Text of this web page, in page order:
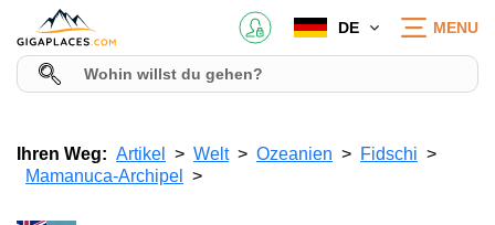
DE MENU
Ihren Weg: Artikel Welt Ozeanien
Fidschi
Mamanuca-Archipel